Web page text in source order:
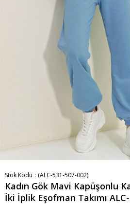
Stok Kodu (ALC-531-507-002)
Kadın Gök Mavi Kapüşonlu
İki İplik Eşofman Takımı